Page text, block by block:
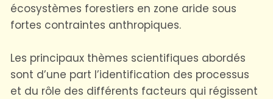
écosystèmes forestiers en zone aride sous
fortes contraintes anthropiques.
Les principaux thèmes scientifiques abordés
sont d’une part l’identification des processus
et du rôle des différents facteurs qui régissent